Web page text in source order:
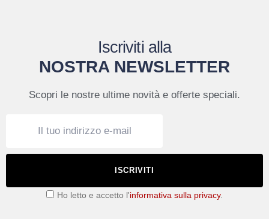
Iscriviti alla
NOSTRA NEWSLETTER
Scopri le nostre ultime novità e offerte speciali.
ISCRIVITI
Ho letto e accetto l'informativa sulla privacy.